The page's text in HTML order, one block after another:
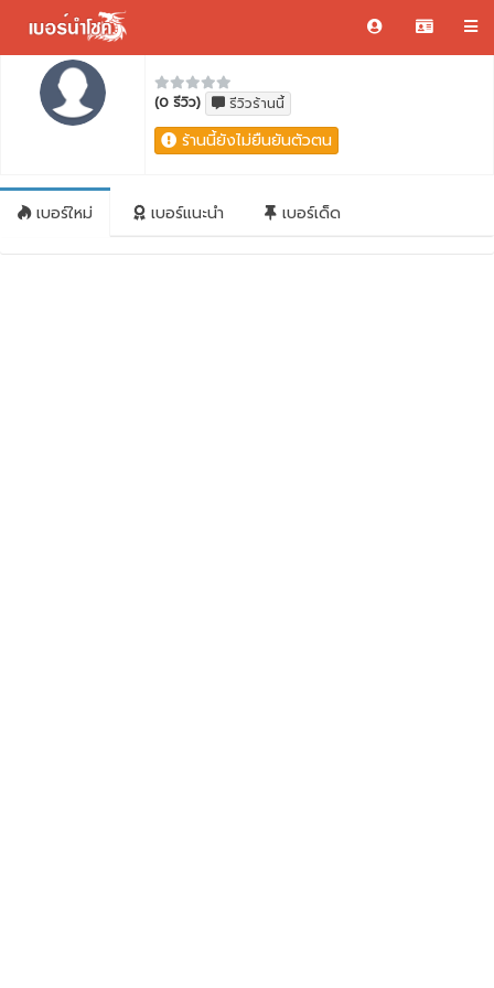
(0 รีวิว) รีวิวร้านนี้
ร้านนี้ยังไม่ยืนยันตัวตน
เบอร์ใหม่ เบอร์แนะนำ เบอร์เด็ด